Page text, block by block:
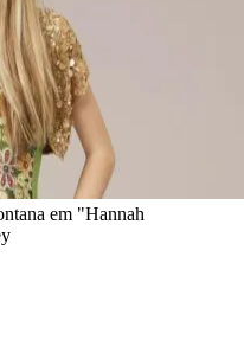
em "Hannah